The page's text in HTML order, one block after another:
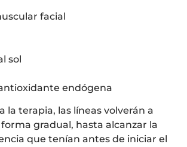
facial
sol
endógena
la terapia, las líneas volverán a
gradual, hasta alcanzar la
que tenían antes de iniciar el